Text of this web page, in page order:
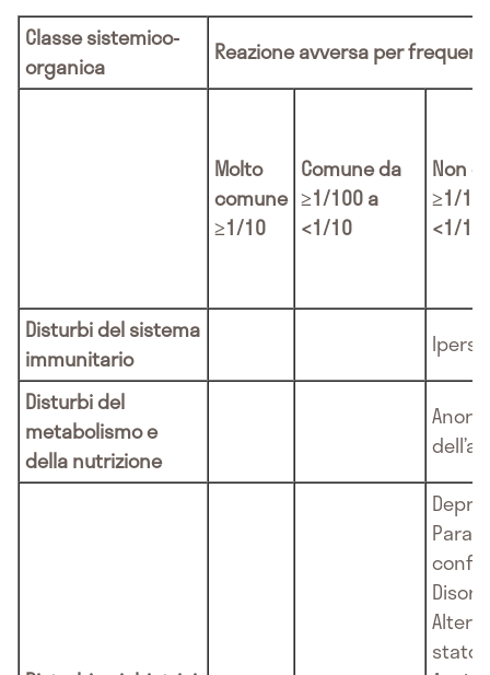
Classe sistemico-
organica
Reazione avversa per
Molto
comune
≥1/10
Comune da
≥1/100 a
<1/10
Non
≥1/
<1/
Disturbi del sistema
immunitario
Disturbi del
metabolismo e
della nutrizione
stato